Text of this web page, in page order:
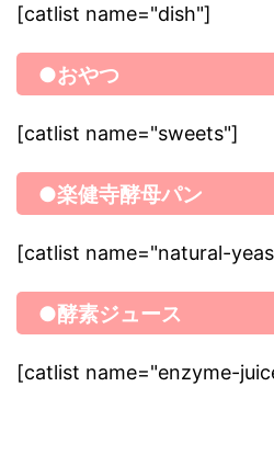
[catlist name="dish"]
●おやつ
[catlist name="sweets"]
●楽健寺酵母パン
[catlist name="natural-
●酵素ジュース
[catlist name="enzyme-